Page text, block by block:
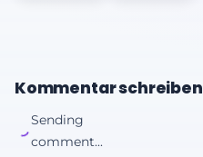
Kommentar schreiben
Sending
comment...